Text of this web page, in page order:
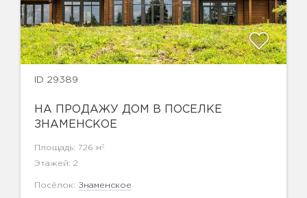
ID 29389
НА ПРОДАЖУ ДОМ В ПОСЕЛКЕ
ЗНАМЕНСКОЕ
Площадь: 726 м 2
Этажей: 2
Посёлок: Знаменское